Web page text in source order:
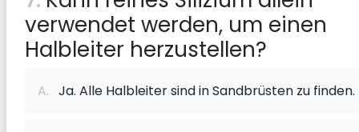
verwendet werden, um einen
Halbleiter herzustellen?
A. Ja. Alle Halbleiter sind in Sandbrüsten zu finden.